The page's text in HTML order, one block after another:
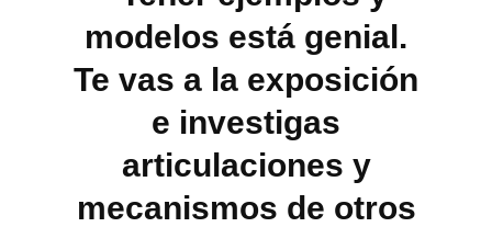
modelos está genial.
Te vas a la exposición
e investigas
articulaciones y
mecanismos de otros